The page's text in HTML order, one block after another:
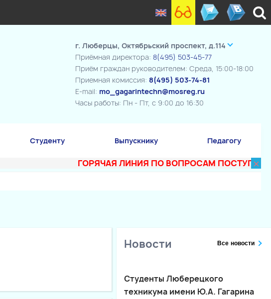
г. Люберцы, Октябрьский проспект, д.114
Приёмная директора: 8(495) 503-45-77
Приём граждан руководителем: Среда, 15:00-18:00
Приемная комиссия: 8(495) 503-74-81
E-mail: mo_gagarintechn@mosreg.ru
Часы работы: Пн - Пт, с 9:00 до 16:30
Студенту Выпускнику Педагогу
ГОРЯЧАЯ ЛИНИЯ ПО ВОПРОСАМ ПОСТУПЛЕНИЯ В
×
Новости Все новости
Студенты Люберецкого
техникума имени Ю.А. Гагарина